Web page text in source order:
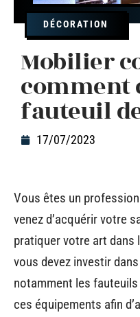
DÉCORATION
Mobilier
comment
fauteuil
17/07/2023
Vous êtes un
venez d’acquérir votre
pratiquer votre art dans
vous devez investir
notamment les
ces équipements afin